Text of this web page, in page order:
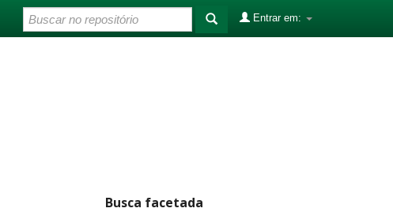
Entrar em:
Busca facetada